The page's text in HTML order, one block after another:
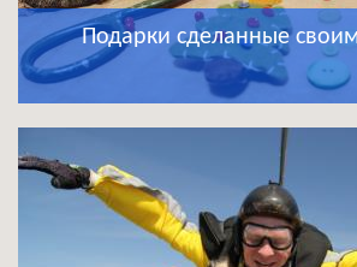
Подарки сделанные